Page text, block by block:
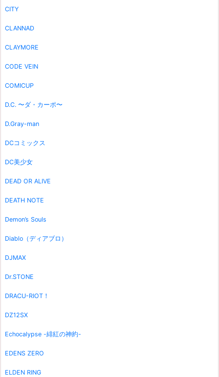
CITY
CLANNAD
CLAYMORE
CODE VEIN
COMICUP
D.C. 〜ダ・カーポ〜
D.Gray-man
DCコミックス
DC美少女
DEAD OR ALIVE
DEATH NOTE
Demon’s Souls
Diablo（ディアブロ）
DJMAX
Dr.STONE
DRACU-RIOT！
DZ12SX
Echocalypse -緋紅の神約-
EDENS ZERO
ELDEN RING